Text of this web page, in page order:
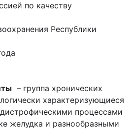
по качеству
Республики
– группа хронических
характеризующиеся
процессами
желудка и разнообразными